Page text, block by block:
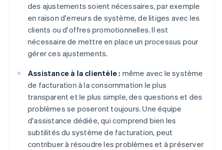
des ajustements soient nécessaires, par exemple
en raison d'erreurs de système, de litiges avec les
clients ou d'offres promotionnelles. Il est
nécessaire de mettre en place un processus pour
gérer ces ajustements.
Assistance à la clientèle : même avec le système
de facturation à la consommation le plus
transparent et le plus simple, des questions et des
problèmes se poseront toujours. Une équipe
d'assistance dédiée, qui comprend bien les
subtilités du système de facturation, peut
contribuer à résoudre les problèmes et à préserver